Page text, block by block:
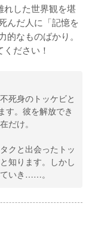
れした世界観を堪
んだ人に「記憶を
なものばかり。
ださい！
死身のトッケビと
す。彼を解放でき
だけ。
クと出会ったトッ
知ります。しかし
いき……。